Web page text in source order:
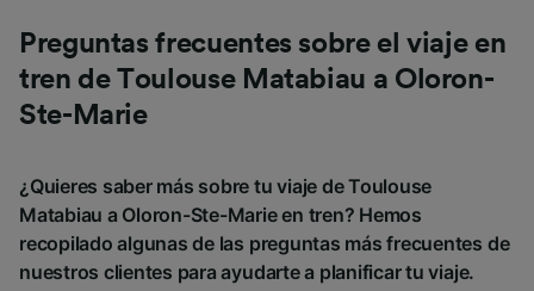
Preguntas frecuentes sobre el viaje en
tren de Toulouse Matabiau a Oloron-
Ste-Marie
¿Quieres saber más sobre tu viaje de Toulouse
Matabiau a Oloron-Ste-Marie en tren? Hemos
recopilado algunas de las preguntas más frecuentes de
nuestros clientes para ayudarte a planificar tu viaje.